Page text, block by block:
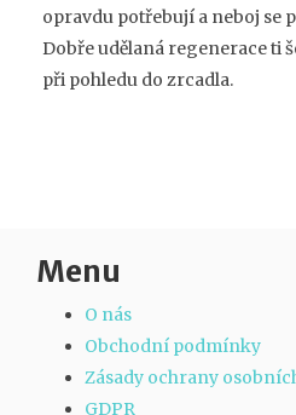
opravdu potřebují a neboj se
Dobře udělaná regenerace ti
při pohledu do zrcadla.
Menu
O nás
Obchodní podmínky
Zásady ochrany
GDPR